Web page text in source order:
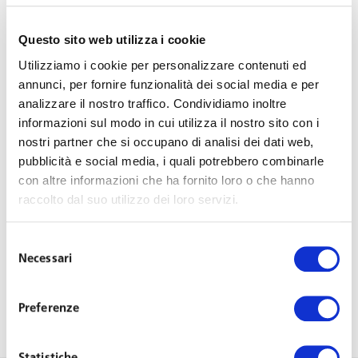
Questo sito web utilizza i cookie
Utilizziamo i cookie per personalizzare contenuti ed
annunci, per fornire funzionalità dei social media e per
analizzare il nostro traffico. Condividiamo inoltre
informazioni sul modo in cui utilizza il nostro sito con i
nostri partner che si occupano di analisi dei dati web,
pubblicità e social media, i quali potrebbero combinarle
con altre informazioni che ha fornito loro o che hanno
raccolto dal suo utilizzo dei loro servizi.
delNecessari
Preferenze
Webinar: Il diritto
di critica nel
rapporto di lavoro
Relatrice: Avv. Maddalena De Rosa, Associate
senza possibilità di partecipare live presso lo Studio.